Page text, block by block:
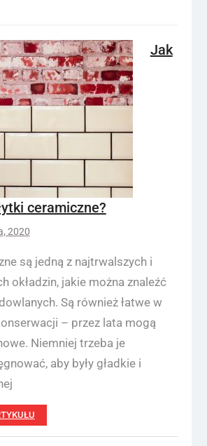
Jak
ceramiczne?
2020
są jedną z najtrwalszych i
okładzin, jakie można znaleźć
Są również łatwe w
– przez lata mogą
Niemniej trzeba je
aby były gładkie i